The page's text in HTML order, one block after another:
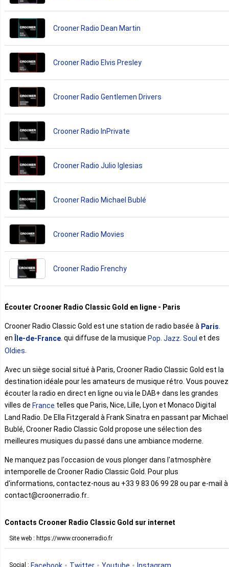
Crooner Radio Dean Martin
Crooner Radio Elvis Presley
Crooner Radio Gentlemen Drivers
Crooner Radio InPrivate
Crooner Radio Julio Iglesias
Crooner Radio Michael Bublé
Crooner Radio Movies
Crooner Radio Frenchy
Écouter Crooner Radio Classic Gold en ligne - Paris
Crooner Radio Classic Gold est une station de radio basée à Paris
en Île-de-France. qui diffuse de la musique Pop. Jazz. Soul et des
Oldies
Avec un siège social situé à Paris, Crooner Radio Classic Gold est la
destination idéale pour les amateurs de musique rétro. Vous pouvez
écouter la radio en direct en ligne ou via le DAB+ dans les grandes
villes de France telles que Paris, Nice, Lille, Lyon et Monaco Digital
Land Radio. De Ella Fitzgerald à Frank Sinatra en passant par Michael
Bublé, Crooner Radio Classic Gold propose une sélection des
meilleures musiques du passé dans une ambiance moderne.
Ne manquez pas l'occasion de vous plonger dans l'atmosphère
intemporelle de Crooner Radio Classic Gold. Pour plus
d'informations, contactez-nous au +33 9 83 06 99 28 ou par e-mail à
contact@croonerradio.fr..
Contacts Crooner Radio Classic Gold sur internet
Site web : https://www.croonerradio.fr
Social : Facebook Twitter Youtube Instagram